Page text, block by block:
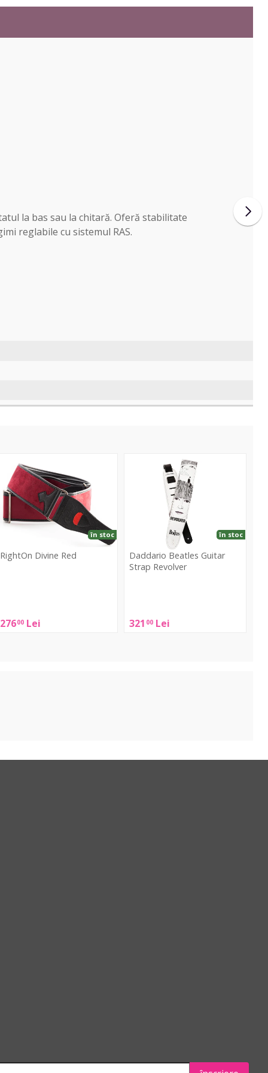
la bas sau la chitară. Oferă stabilitate
reglabile cu sistemul RAS.
RightOn Divine Red
27600 Lei
în stoc
Daddario Beatles Guitar
Strap Revolver
321 00 Lei
în stoc
Guitar